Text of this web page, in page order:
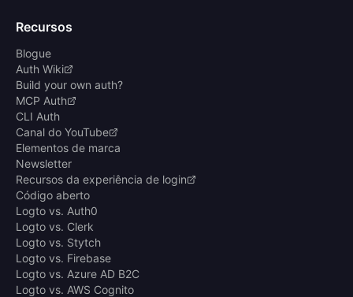
Recursos
Blogue
Auth Wiki
Build your own auth?
MCP Auth
CLI Auth
Canal do YouTube
Elementos de marca
Newsletter
Recursos da experiência de login
Código aberto
Logto vs. Auth0
Logto vs. Clerk
Logto vs. Stytch
Logto vs. Firebase
Logto vs. Azure AD B2C
Logto vs. AWS Cognito